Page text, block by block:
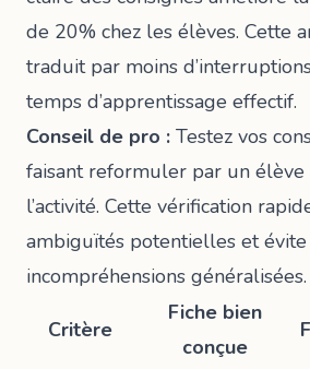
de 20% chez les élèves. Cette
traduit par moins
temps d’apprentissage effectif.
Conseil de pro : Testez vos
faisant reformuler par un élève
l’activité. Cette vérification
ambiguïtés potentielles et
incompréhensions généralisées.
Critère
Fiche bien
conçue